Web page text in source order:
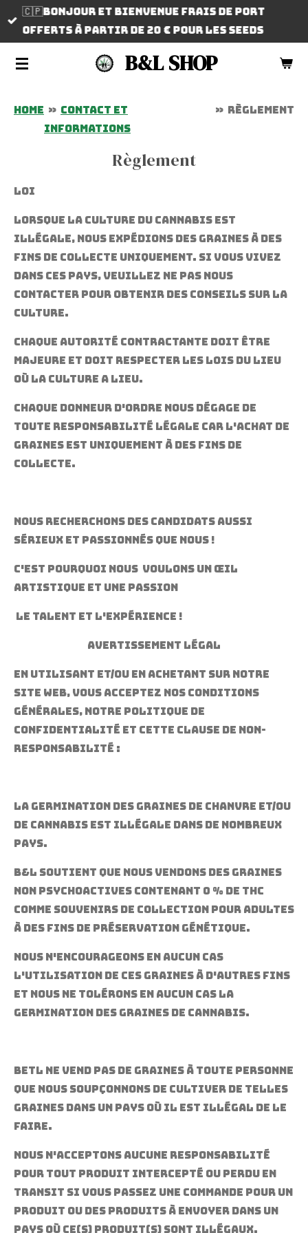
Passer
principal
B&L SHOP
🇨🇵Bonjour et bienvenue frais de port
offerts à partir de 20 € pour les SEEDS
Home » Contact et
informations
» Règlement
Règlement
LOI
Lorsque la culture du cannabis est
illégale, nous expédions des graines à des
fins de collecte uniquement. Si vous vivez
dans ces pays, veuillez ne pas nous
contacter pour obtenir des conseils sur la
culture.
Chaque autorité contractante doit être
majeure et doit respecter les lois du lieu
où la culture a lieu.
Chaque donneur d'ordre nous dégage de
toute responsabilité légale car l'achat de
graines est uniquement à des fins de
collecte.
Nous recherchons des candidats aussi
sérieux et passionnés que nous !
C'est pourquoi nous voulons Un œil
artistique et une passion
le talent et l'expérience !
Avertissement légal
En utilisant et/ou en achetant sur notre
site Web, vous acceptez nos conditions
générales, notre politique de
confidentialité et cette clause de non-
responsabilité :
La germination des graines de chanvre et/ou
de cannabis est illégale dans de nombreux
pays.
b&l soutient que nous vendons des graines
non psychoactives contenant 0 % de THC
comme souvenirs de collection pour adultes
à des fins de préservation génétique.
Nous n'encourageons en aucun cas
l'utilisation de ces graines à d'autres fins
et nous ne tolérons en aucun cas la
germination des graines de cannabis.
Betl ne vend pas de graines à toute personne
que nous soupçonnons de cultiver de telles
graines dans un pays où il est illégal de le
faire.
Nous n'acceptons aucune responsabilité
pour tout produit intercepté ou perdu en
transit si vous passez une commande pour un
produit ou des produits à envoyer dans un
pays où ce(s) produit(s) sont illégaux.